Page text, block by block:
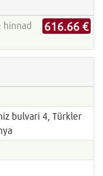
hinnad
616.66 €
bulvari 4, Türkler